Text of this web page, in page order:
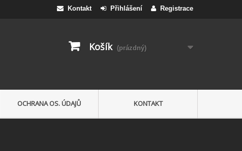
Registrace
Přihlášení
Kontakt
Košík (prázdný)
OCHRANA OS. ÚDAJŮ KONTAKT